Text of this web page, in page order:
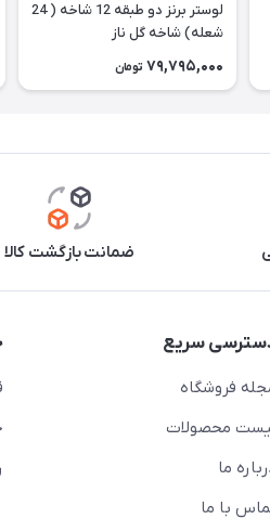
لوستر برنز دو طبقه 12 شاخه ( 24
شعله) شاخه گل ناز
79,795,000 تومان
ضمانت بازگشت کالا
سریع
فروشگاه
محصولات
ما
با ما